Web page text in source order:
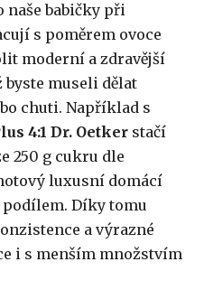
naše babičky při
s poměrem ovoce
moderní a zdravější
museli dělat
chuti. Například s
4:1 Dr. Oetker stačí
250 g cukru dle
luxusní domácí
podílem. Díky tomu
a výrazné
i s menším množstvím